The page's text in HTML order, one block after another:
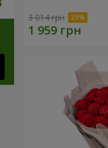
3 014 грн